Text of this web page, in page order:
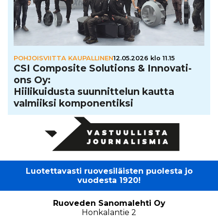
POHJOISVIITTA KAUPALLINEN12.05.2026 klo 11.15
CSI Composite Solutions & Inno­va­ti­
ons Oy:
Hii­li­kui­dusta suun­nit­te­lun kautta
valmiiksi kom­po­nen­tiksi
Luotettavasti ruovesiläisten puolesta jo
vuodesta 1920!
Ruoveden Sanomalehti Oy
Honkalantie 2